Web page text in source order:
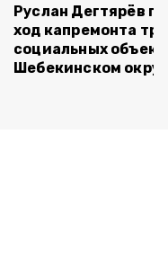
Руслан Дегтярёв
ход капремонта
социальных
Шебекинском